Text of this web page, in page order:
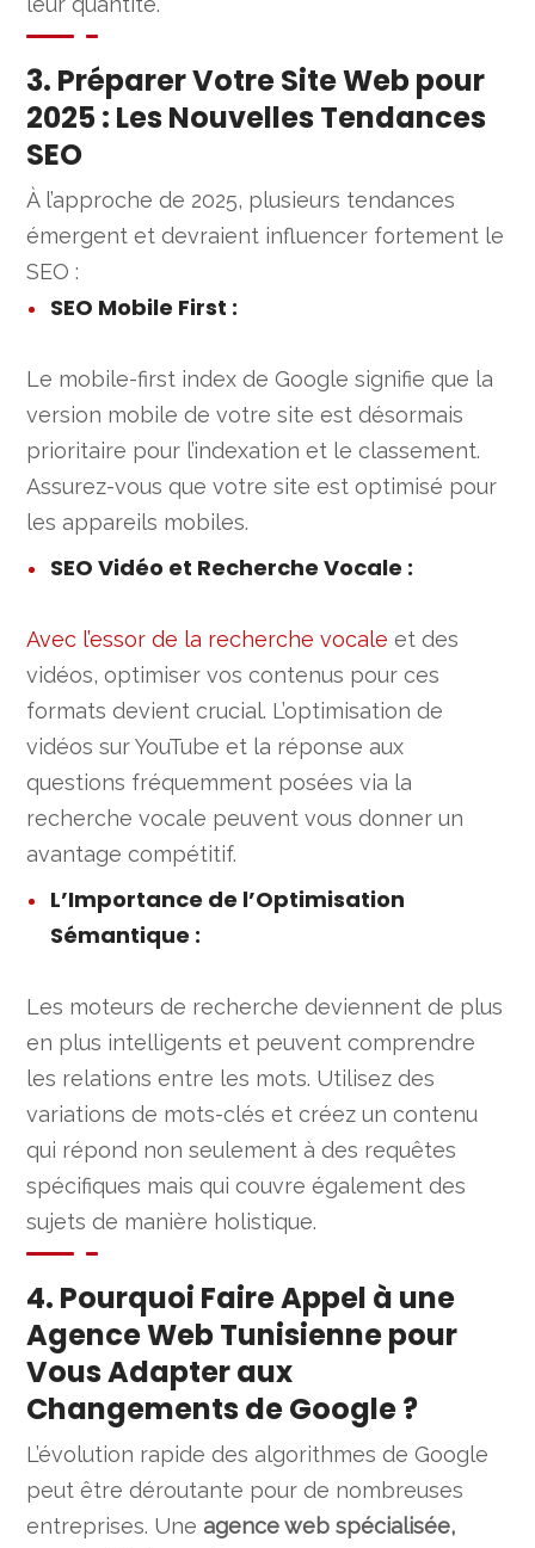
3. Préparer Votre Site Web pour
2025 : Les Nouvelles Tendances
SEO
À l’approche de 2025, plusieurs tendances
émergent et devraient influencer fortement le
SEO :
SEO Mobile First :
Le mobile-first index de Google signifie que la
version mobile de votre site est désormais
prioritaire pour l’indexation et le classement.
Assurez-vous que votre site est optimisé pour
les appareils mobiles.
SEO Vidéo et Recherche Vocale :
Avec l’essor de la recherche vocale et des
vidéos, optimiser vos contenus pour ces
formats devient crucial. L’optimisation de
vidéos sur YouTube et la réponse aux
questions fréquemment posées via la
recherche vocale peuvent vous donner un
avantage compétitif.
L’Importance de l’Optimisation
Sémantique :
Les moteurs de recherche deviennent de plus
en plus intelligents et peuvent comprendre
les relations entre les mots. Utilisez des
variations de mots-clés et créez un contenu
qui répond non seulement à des requêtes
spécifiques mais qui couvre également des
sujets de manière holistique.
4. Pourquoi Faire Appel à une
Agence Web Tunisienne pour
Vous Adapter aux
Changements de Google ?
L’évolution rapide des algorithmes de Google
peut être déroutante pour de nombreuses
entreprises. Une agence web spécialisée,